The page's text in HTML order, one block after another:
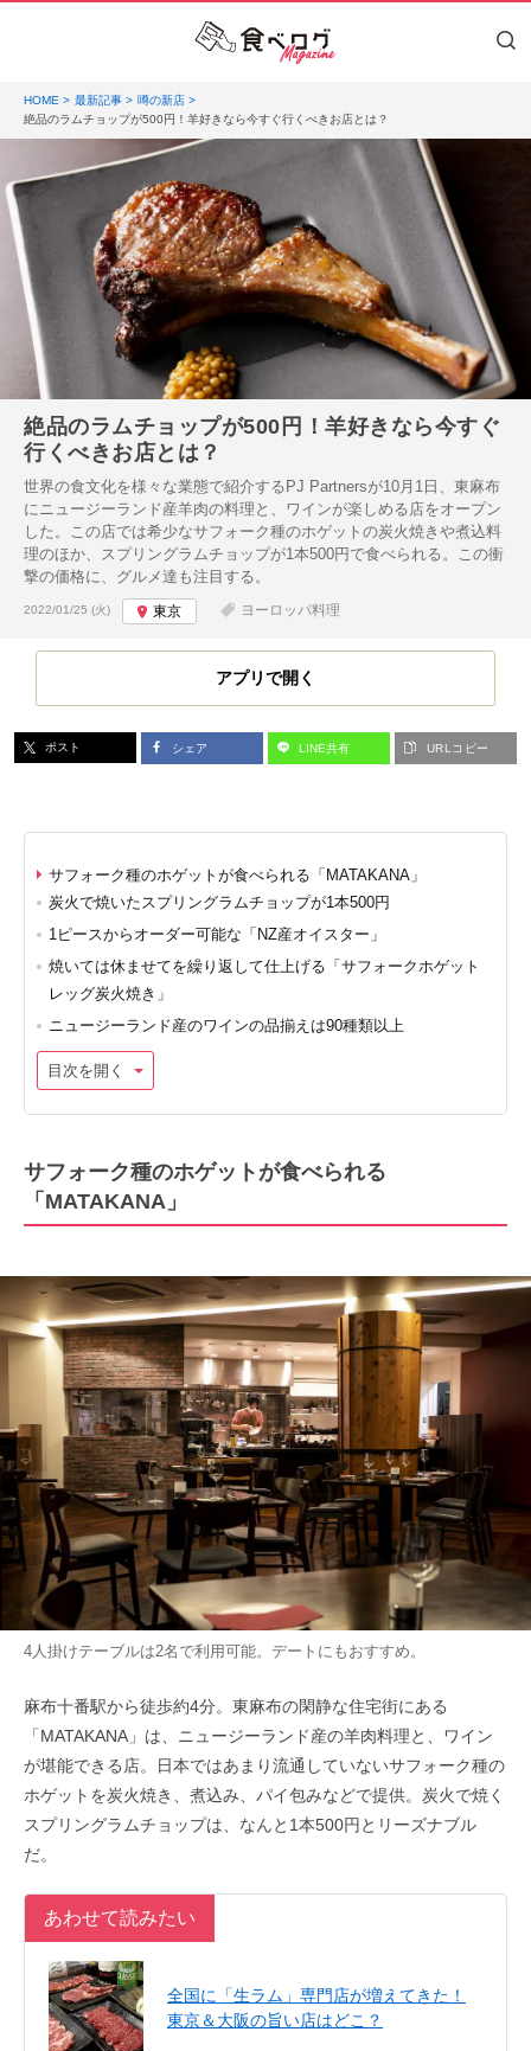
HOME 最新記事
噂の新店
絶品のラムチョップが500円！羊好きなら今すぐ行くべきお店とは？
絶品のラムチョップが500円！羊好きなら今すぐ
行くべきお店とは？
世界の食文化を様々な業態で紹介するPJ Partnersが10月1日、東麻布
にニュージーランド産羊肉の料理と、ワインが楽しめる店をオープン
した。この店では希少なサフォーク種のホゲットの炭火焼きや煮込料
理のほか、スプリングラムチョップが1本500円で食べられる。この衝
撃の価格に、グルメ達も注目する。
投稿日:
2022/01/25 (火) 東京 ヨーロッパ料理
アプリで開く
ポスト シェア LINE共有 URLコピー
サフォーク種のホゲットが食べられる「MATAKANA」
炭火で焼いたスプリングラムチョップが1本500円
1ピースからオーダー可能な「NZ産オイスター」
焼いては休ませてを繰り返して仕上げる「サフォークホゲット
レッグ炭火焼き」
ニュージーランド産のワインの品揃えは90種類以上
目次を開く
サフォーク種のホゲットが食べられる
「MATAKANA」
4人掛けテーブルは2名で利用可能。デートにもおすすめ。
麻布十番駅から徒歩約4分。東麻布の閑静な住宅街にある
「MATAKANA」は、ニュージーランド産の羊肉料理と、ワイン
が堪能できる店。日本ではあまり流通していないサフォーク種の
ホゲットを炭火焼き、煮込み、パイ包みなどで提供。炭火で焼く
スプリングラムチョップは、なんと1本500円とリーズナブル
だ。
あわせて読みたい
全国に「生ラム」専門店が増えてきた！
東京＆大阪の旨い店はどこ？